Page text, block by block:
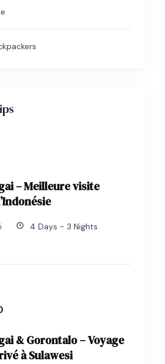
– Meilleure visite
4 Days - 3 Nights
& Gorontalo – Voyage
à Sulawesi